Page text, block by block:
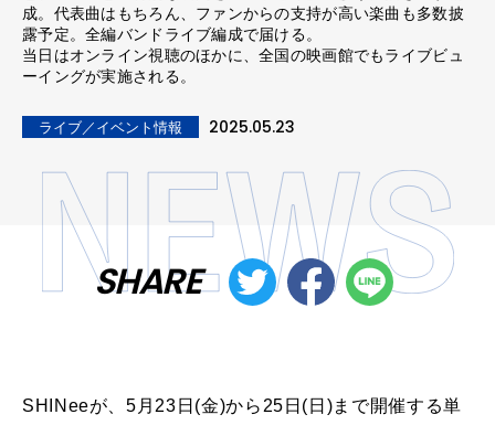
成。代表曲はもちろん、ファンからの支持が高い楽曲も多数披
露予定。全編バンドライブ編成で届ける。
当日はオンライン視聴のほかに、全国の映画館でもライブビュ
ーイングが実施される。
ライブ／イベント情報 2025.05.23
SHARE
SHINeeが、5月23日(金)から25日(日)まで開催する単